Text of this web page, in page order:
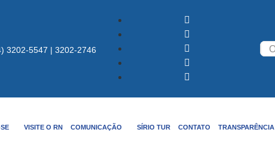
3202-5547 | 3202-2746
VISITE O RN COMUNICAÇÃO SÍRIO TUR CONTATO TRANSPARÊNCIA